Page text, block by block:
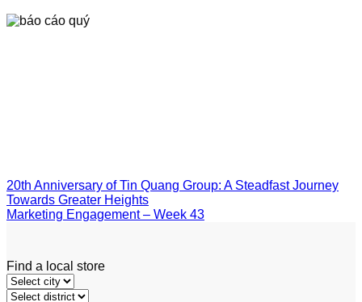
20th Anniversary of Tin Quang Group: A Steadfast Journey
Towards Greater Heights
Marketing Engagement – Week 43
Find a local store